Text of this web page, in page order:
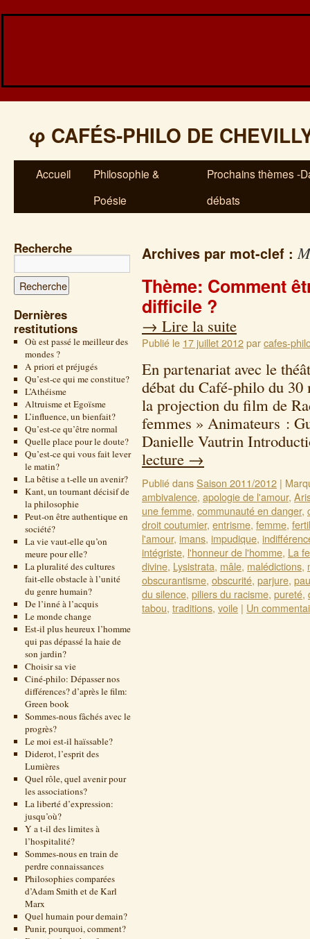
φ CAFÉS-PHILO DE
Accueil
Philosophie &
Poésie
Prochains thèmes -
débats
Recherche
Dernières
restitutions
Où est passé le meilleur des
mondes ?
A priori et préjugés
Qu’est-ce qui me constitue?
L’Athéisme
Altruisme et Egoïsme
L’influence, un bienfait?
Qu’est-ce qu’être normal
Quelle place pour le doute?
Qu’est-ce qui vous fait lever
le matin?
La bêtise a t-elle un avenir?
Kant, un tournant décisif de
la philosophie
Peut-on être authentique en
société?
La vie vaut-elle qu’on
meure pour elle?
La pluralité des cultures
fait-elle obstacle à l’unité
du genre humain?
De l’inné à l’acquis
Le monde change
Est-il plus heureux l’homme
qui pas dépassé la haie de
son jardin?
Choisir sa vie
Ciné-philo: Dépasser nos
différences? d’après le film:
Green book
Sommes-nous fâchés avec le
progrès?
Le moi est-il haïssable?
Diderot, l’esprit des
Lumières
Quel rôle, quel avenir pour
les associations?
La liberté d’expression:
jusqu’où?
Y a t-il des limites à
l’hospitalité?
Sommes-nous en train de
perdre connaissances
Philosophies comparées
d’Adam Smith et de Karl
Marx
Quel humain pour demain?
Punir, pourquoi, comment?
Archives par mot-clef :
Thème: Comment
difficile ?
→ Lire la suite
Publié le 17 juillet 2012parcafes-
En partenariat avec le
débat du Café-philo du
la projection du film de
femmes » Animateurs :
Danielle Vautrin
lecture →
Publié dansSaison 2011/2012 |
ambivalence, apologie de l'amour,
une femme, communauté en danger,
droit coutumier, entrisme, femme,
l'amour, imans, impudique,
intégriste, l'honneur de l'homme, La
divine, Lysistrata, mâle, malédictions,
obscurantisme, obscurité, parjure,
du silence, piliers du racisme, pureté,
tabou, traditions, voile | Un